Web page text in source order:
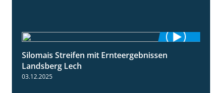
11:01
Silomais Streifen mit Ernteergebnissen
Landsberg Lech
03.12.2025